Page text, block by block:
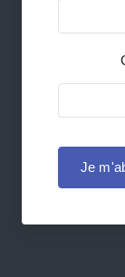
Je